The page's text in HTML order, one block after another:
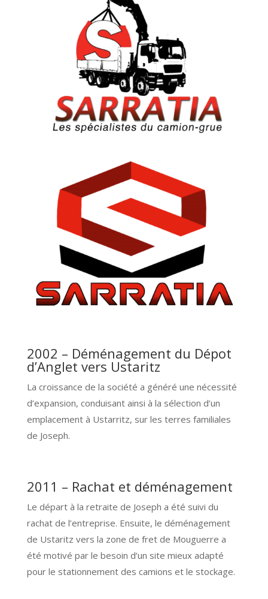
2002 – Déménagement du Dépot
d’Anglet vers Ustaritz
L a croissance de la société a généré une nécessité
d’expansion, conduisant ainsi à la sélection d’un
emplacement à Ustarritz, sur les terres familiales
de Joseph.
2011 – Rachat et déménagement
Le départ à la retraite de Joseph a été suivi du
rachat de l’entreprise. Ensuite, le déménagement
de Ustaritz vers la zone de fret de Mouguerre a
été motivé par le besoin d’un site mieux adapté
pour le stationnement des camions et le stockage.